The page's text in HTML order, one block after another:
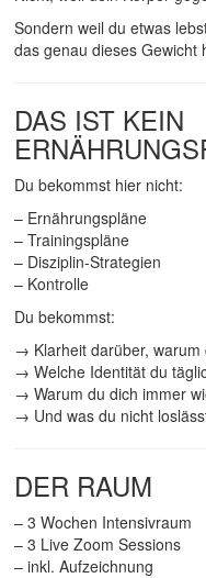
Sondern weil du etwas
das genau dieses Gewicht
DAS IST KEIN
Du bekommst hier nicht:
– Ernährungspläne
– Trainingspläne
– Disziplin-Strategien
– Kontrolle
Du bekommst:
→ Klarheit darüber, warum
→ Welche Identität du
→ Warum du dich immer
→ Und was du nicht
DER RAUM
– 3 Wochen Intensivraum
– 3 Live Zoom Sessions
– inkl. Aufzeichnung